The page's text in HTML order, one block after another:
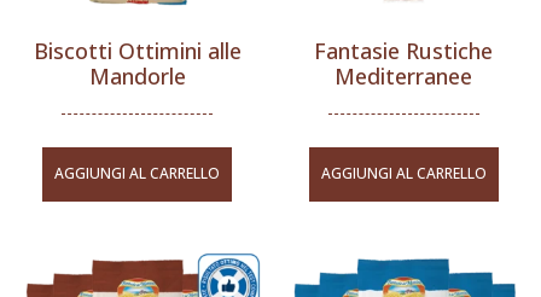
Biscotti Ottimini alle
Mandorle
AGGIUNGI AL CARRELLO
Fantasie Rustiche
Mediterranee
AGGIUNGI AL CARRELLO